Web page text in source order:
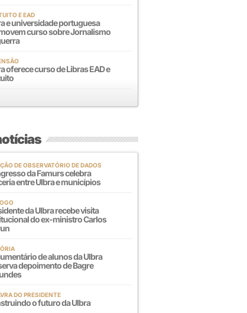
E EAD
e universidade portuguesa
curso sobre Jornalismo
oferece curso de Libras EAD e
DE OBSERVATÓRIO DE DADOS
da Famurs celebra
entre Ulbra e municípios
da Ulbra recebe visita
do ex-ministro Carlos
de alunos da Ulbra
depoimento de Bagre
DO PRESIDENTE
o futuro da Ulbra